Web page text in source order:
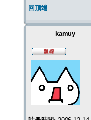
回頂端
kamuy